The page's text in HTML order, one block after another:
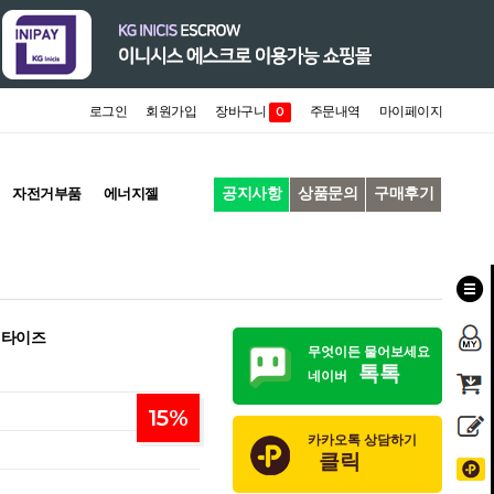
로그인 회원가입 장바구니 0 주문내역 마이페이지
자전거부품 에너지젤 공지사항 상품문의 구매후기
이즈
15%
무엇이든 물어보세요
네이버
톡톡
카카오톡 상담하기
클릭